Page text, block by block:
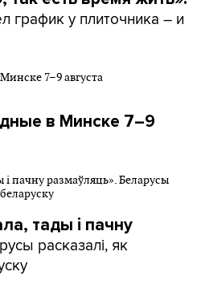
график у плиточника – и
в Минске 7–9
тады і пачну
расказалі, як